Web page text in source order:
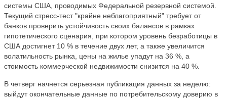
системы США, проводимых Федеральной резервной системой.
Текущий стресс-тест "крайне неблагоприятный" требует от
банков проверить устойчивость своих балансов в рамках
гипотетического сценария, при котором уровень безработицы в
США достигнет 10 % в течение двух лет, а также увеличится
волатильность рынка, цены на жилье упадут на 36 %, а
стоимость коммерческой недвижимости снизится на 40 %.
В четверг начнется серьезная публикация данных за неделю:
выйдут окончательные данные по потребительскому доверию в